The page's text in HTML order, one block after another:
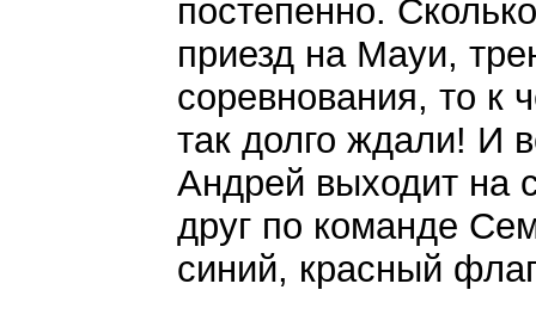
постепенно.
приезд на Мауи,
соревнования, то к
так долго ждали! И
Андрей выходит на
друг по команде
синий, красный